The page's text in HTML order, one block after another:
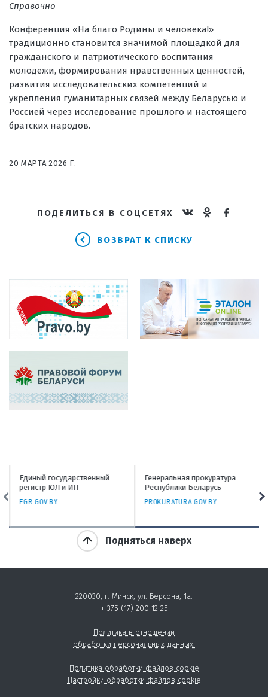
Справочно
Конференция «На благо Родины и человека!»
традиционно становится значимой площадкой для
гражданского и патриотического воспитания
молодежи, формирования нравственных ценностей,
развития исследовательских компетенций и
укрепления гуманитарных связей между Беларусью и
Россией через исследование прошлого и настоящего
братских народов.
20 МАРТА 2026 Г.
ПОДЕЛИТЬСЯ В СОЦСЕТЯХ
ВОЗВРАТ К СПИСКУ
Единый государственный
регистр ЮЛ и ИП
EGR.GOV.BY
Генеральная прокуратура
Республики Беларусь
PROKURATURA.GOV.BY
Подняться наверх
220030, г. Минск, ул. Берсона, 1а.
+ 375 (17) 200-12-25
Политика в отношении
обработки персональных данных.
Политика обработки файлов cookie
Настройки обработки файлов cookie